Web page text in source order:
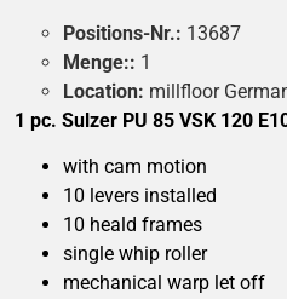
Positions-Nr.: 13687
Menge:: 1
Location: millfloor
1 pc. Sulzer PU 85 VSK 120
with cam motion
10 levers installed
10 heald frames
single whip roller
mechanical warp let off